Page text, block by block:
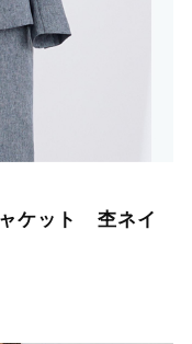
ケット 杢ネイ